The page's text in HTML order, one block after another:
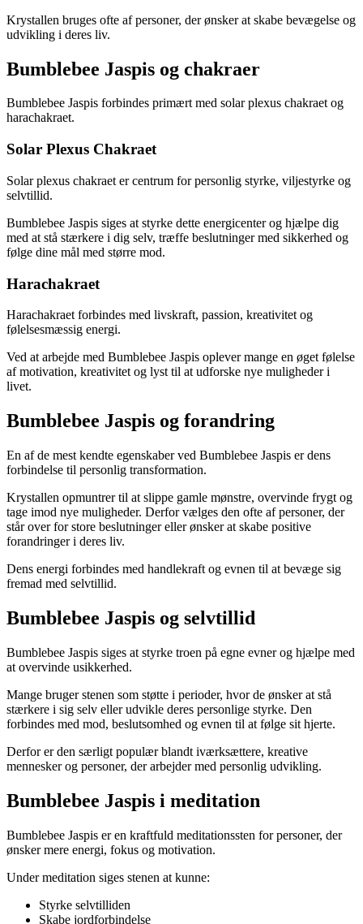
Krystallen bruges ofte af personer, der ønsker at skabe bevægelse og
udvikling i deres liv.
Bumblebee Jaspis og chakraer
Bumblebee Jaspis forbindes primært med solar plexus chakraet og
harachakraet.
Solar Plexus Chakraet
Solar plexus chakraet er centrum for personlig styrke, viljestyrke og
selvtillid.
Bumblebee Jaspis siges at styrke dette energicenter og hjælpe dig
med at stå stærkere i dig selv, træffe beslutninger med sikkerhed og
følge dine mål med større mod.
Harachakraet
Harachakraet forbindes med livskraft, passion, kreativitet og
følelsesmæssig energi.
Ved at arbejde med Bumblebee Jaspis oplever mange en øget følelse
af motivation, kreativitet og lyst til at udforske nye muligheder i
livet.
Bumblebee Jaspis og forandring
En af de mest kendte egenskaber ved Bumblebee Jaspis er dens
forbindelse til personlig transformation.
Krystallen opmuntrer til at slippe gamle mønstre, overvinde frygt og
tage imod nye muligheder. Derfor vælges den ofte af personer, der
står over for store beslutninger eller ønsker at skabe positive
forandringer i deres liv.
Dens energi forbindes med handlekraft og evnen til at bevæge sig
fremad med selvtillid.
Bumblebee Jaspis og selvtillid
Bumblebee Jaspis siges at styrke troen på egne evner og hjælpe med
at overvinde usikkerhed.
Mange bruger stenen som støtte i perioder, hvor de ønsker at stå
stærkere i sig selv eller udvikle deres personlige styrke. Den
forbindes med mod, beslutsomhed og evnen til at følge sit hjerte.
Derfor er den særligt populær blandt iværksættere, kreative
mennesker og personer, der arbejder med personlig udvikling.
Bumblebee Jaspis i meditation
Bumblebee Jaspis er en kraftfuld meditationssten for personer, der
ønsker mere energi, fokus og motivation.
Under meditation siges stenen at kunne:
Styrke selvtilliden
Skabe jordforbindelse